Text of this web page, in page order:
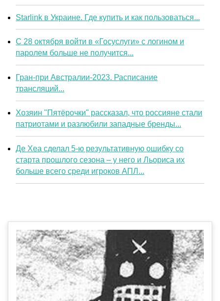
Starlink в Украине. Где купить и как пользоваться...
С 28 октября войти в «Госуслуги» с логином и
паролем больше не получится...
Гран-при Австралии-2023. Расписание
трансляций...
Хозяин "Пятёрочки" рассказал, что россияне стали
патриотами и разлюбили западные бренды...
Де Хеа сделал 5-ю результативную ошибку со
старта прошлого сезона – у него и Льориса их
больше всего среди игроков АПЛ...